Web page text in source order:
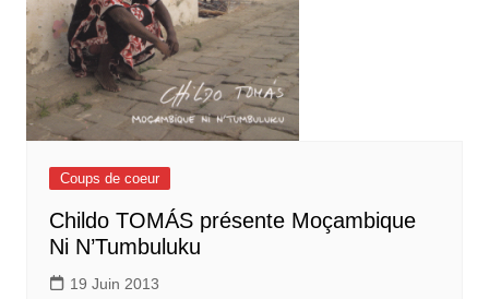
Coups de coeur
Childo TOMÁS présente Moçambique
Ni N’Tumbuluku
19 Juin 2013